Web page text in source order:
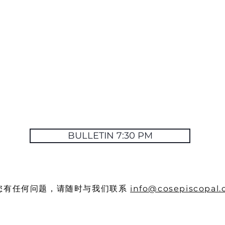
BULLETIN 7:30 PM
有任何问题，请随时与我们联系